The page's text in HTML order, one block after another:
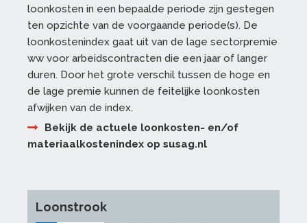
loonkosten in een bepaalde periode zijn gestegen
ten opzichte van de voorgaande periode(s). De
loonkostenindex gaat uit van de lage sectorpremie
ww voor arbeidscontracten die een jaar of langer
duren. Door het grote verschil tussen de hoge en
de lage premie kunnen de feitelijke loonkosten
afwijken van de index.
Bekijk de actuele loonkosten- en/of
materiaalkostenindex op susag.nl
Loonstrook